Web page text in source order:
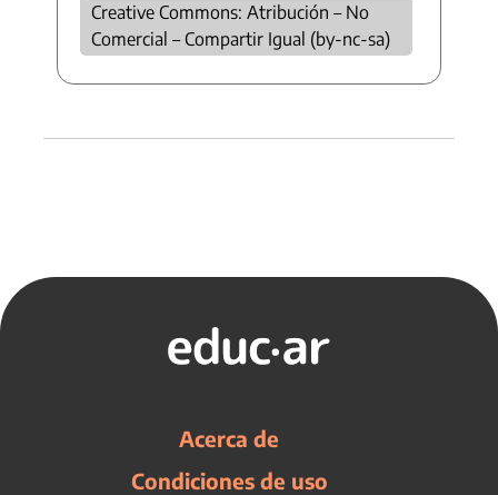
Creative Commons: Atribución – No
Comercial – Compartir Igual (by-nc-sa)
Acerca de
Condiciones de uso